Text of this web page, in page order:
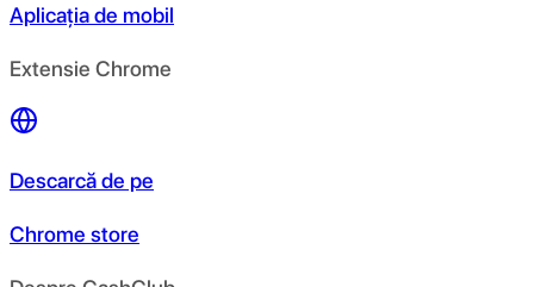
Aplicația de mobil
Extensie Chrome
Descarcă de pe
Chrome store